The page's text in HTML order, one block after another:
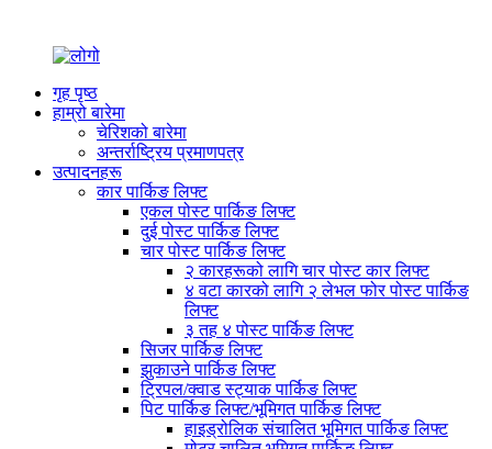
गृह पृष्ठ
हाम्रो बारेमा
चेरिशको बारेमा
अन्तर्राष्ट्रिय प्रमाणपत्र
उत्पादनहरू
कार पार्किङ लिफ्ट
एकल पोस्ट पार्किङ लिफ्ट
दुई पोस्ट पार्किङ लिफ्ट
चार पोस्ट पार्किङ लिफ्ट
२ कारहरूको लागि चार पोस्ट कार लिफ्ट
४ वटा कारको लागि २ लेभल फोर पोस्ट पार्किङ
लिफ्ट
३ तह ४ पोस्ट पार्किङ लिफ्ट
सिजर पार्किङ लिफ्ट
झुकाउने पार्किङ लिफ्ट
ट्रिपल/क्वाड स्ट्याक पार्किङ लिफ्ट
पिट पार्किङ लिफ्ट/भूमिगत पार्किङ लिफ्ट
हाइड्रोलिक संचालित भूमिगत पार्किङ लिफ्ट